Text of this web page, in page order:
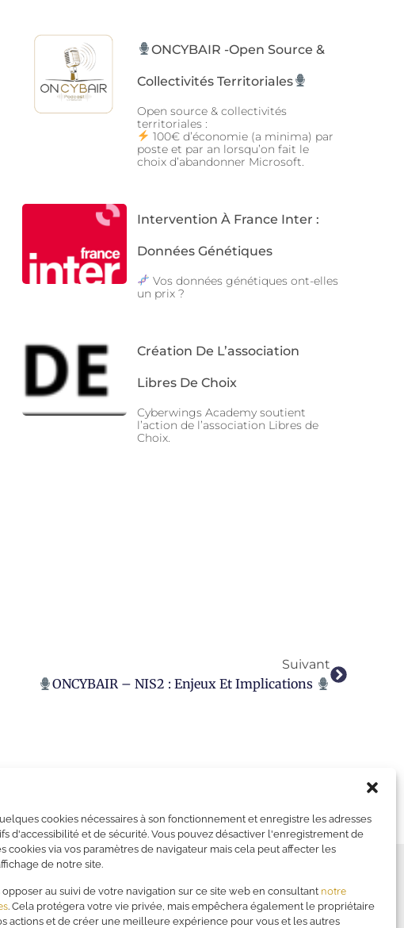
cookies nécessaires à son fonctionnement et enregistre les adresses
d'accessibilité et de sécurité. Vous pouvez désactiver l'enregistrement de
cookies via vos paramètres de navigateur mais cela peut affecter les
de notre site.
opposer au suivi de votre navigation sur ce site web en consultant notre
. Cela protégera votre vie privée, mais empêchera également le propriétaire
actions et de créer une meilleure expérience pour vous et les autres
ONCYBAIR -Open Source &
Collectivités Territoriales
Open source & collectivités
territoriales :
100€ d’économie (a minima) par
poste et par an lorsqu’on fait le
choix d’abandonner Microsoft.
Intervention À France Inter :
Données Génétiques
Vos données génétiques ont-elles
un prix ?
Création De L’association
Libres De Choix
Cyberwings Academy soutient
l’action de l’association Libres de
Choix.
Suivant
ONCYBAIR – NIS2 : Enjeux Et Implications
Financer votre formation
— Mentions légales
—Politique de confidentialité